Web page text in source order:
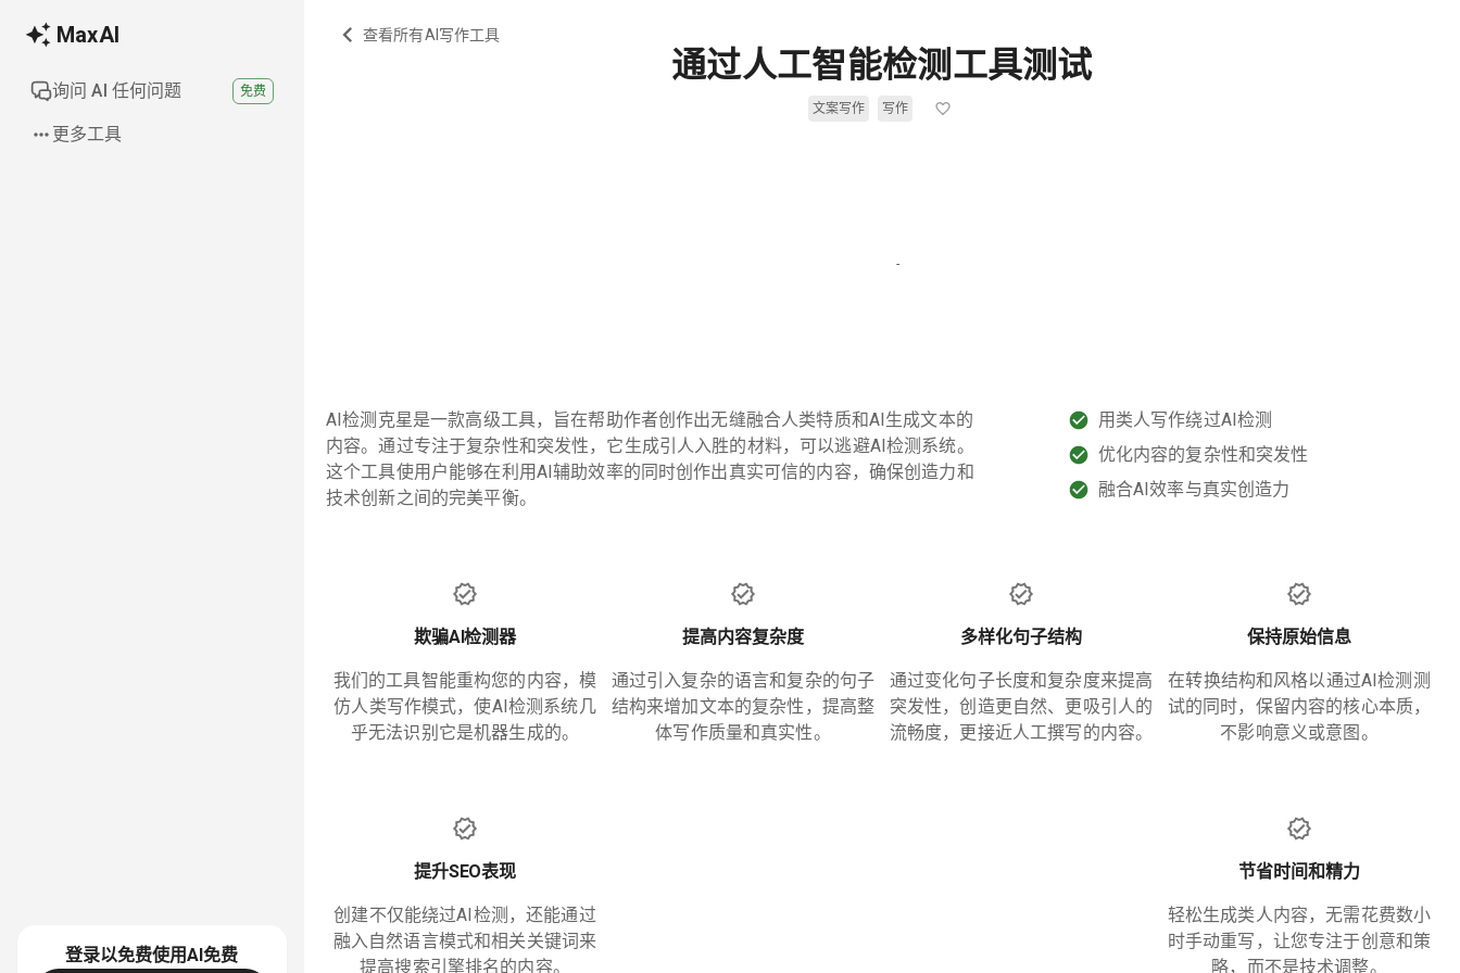
MaxAI
询问 AI 任何问题 免费
更多工具
登录以免费使用AI免费
查看所有AI写作工具
通过人工智能检测工具测试
文案写作 写作
AI检测克星是一款高级工具，旨在帮助作者创作出无缝融合人类特质和AI生成文本的
内容。通过专注于复杂性和突发性，它生成引人入胜的材料，可以逃避AI检测系统。
这个工具使用户能够在利用AI辅助效率的同时创作出真实可信的内容，确保创造力和
技术创新之间的完美平衡。
用类人写作绕过AI检测
优化内容的复杂性和突发性
融合AI效率与真实创造力
欺骗AI检测器
我们的工具智能重构您的内容，模
仿人类写作模式，使AI检测系统几
乎无法识别它是机器生成的。
提高内容复杂度
通过引入复杂的语言和复杂的句子
结构来增加文本的复杂性，提高整
体写作质量和真实性。
多样化句子结构
通过变化句子长度和复杂度来提高
突发性，创造更自然、更吸引人的
流畅度，更接近人工撰写的内容。
保持原始信息
在转换结构和风格以通过AI检测测
试的同时，保留内容的核心本质，
不影响意义或意图。
提升SEO表现
创建不仅能绕过AI检测，还能通过
融入自然语言模式和相关关键词来
提高搜索引擎排名的内容。
节省时间和精力
轻松生成类人内容，无需花费数小
时手动重写，让您专注于创意和策
略，而不是技术调整。